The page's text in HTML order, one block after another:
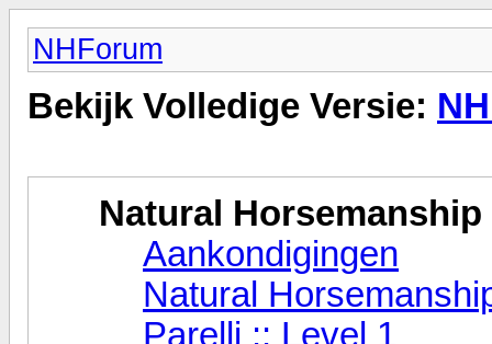
NHForum
Bekijk Volledige Versie:
Natural Horsemanship
Aankondigingen
Natural
Parelli :: Level 1